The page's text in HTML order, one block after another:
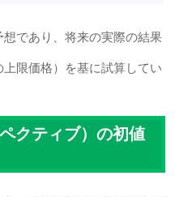
であり、将来の実際の結果
限価格）を基に試算してい
クティブ）の初値